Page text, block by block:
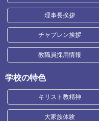
理事長挨拶
チャプレン挨拶
教職員採用情報
学校の特色
キリスト教精神
大家族体験